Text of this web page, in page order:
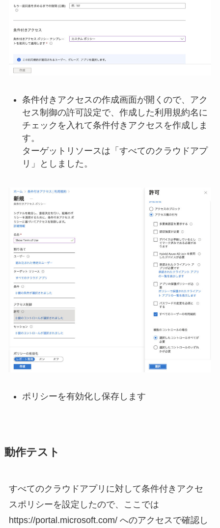
条件付きアクセスの作成画面が開くので、アク
セス制御の許可設定で、作成した利用規約名に
チェックを入れて条件付きアクセスを作成しま
す。
ターゲットリソースは「すべてのクラウドアプ
リ」としました。
ポリシーを有効化し保存します
動作テスト
すべてのクラウドアプリに対して条件付きアクセ
スポリシーを設定したので、ここでは
https://portal.microsoft.com/ へのアクセスで確認し